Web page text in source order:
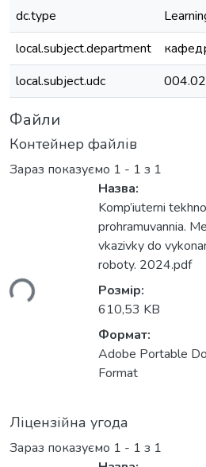
dc.type
local.subject.department
local.subject.udc
Файли
Контейнер файлів
Зараз показуємо 1 - 1 з 1
Назва:
Komp’iuterni
prohramuvannia.
vkazivky do
roboty. 2024.pdf
Розмір:
610,53 KB
Формат:
Adobe Portable
Format
Ліцензійна угода
Зараз показуємо 1 - 1 з 1